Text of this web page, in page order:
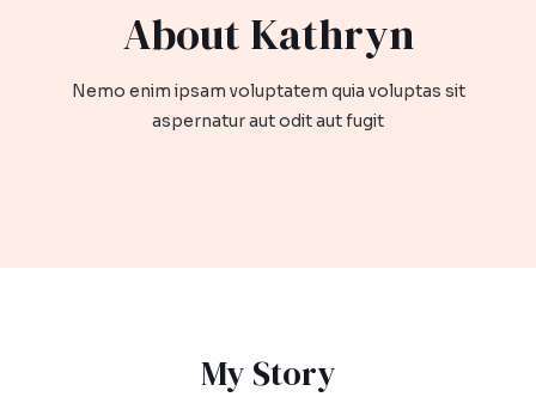
About Kathryn​
Nemo enim ipsam voluptatem quia voluptas sit
aspernatur aut odit aut fugit​
My Story​